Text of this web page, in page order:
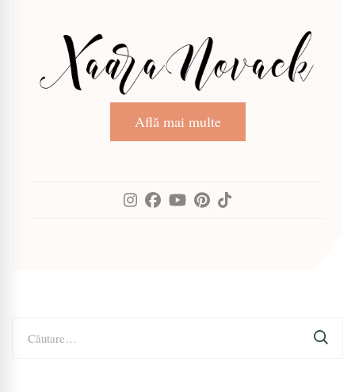
Află mai multe
după: